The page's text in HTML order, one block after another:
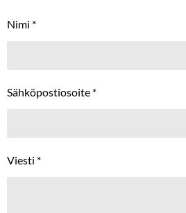
Nimi *
Sähköpostiosoite *
Viesti *